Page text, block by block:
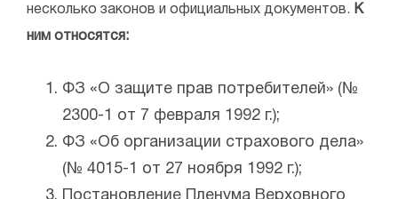
несколько законов и официальных документов. К
ним относятся:
ФЗ «О защите прав потребителей» (№
2300-1 от 7 февраля 1992 г.);
ФЗ «Об организации страхового дела»
(№ 4015-1 от 27 ноября 1992 г.);
Постановление Пленума Верховного